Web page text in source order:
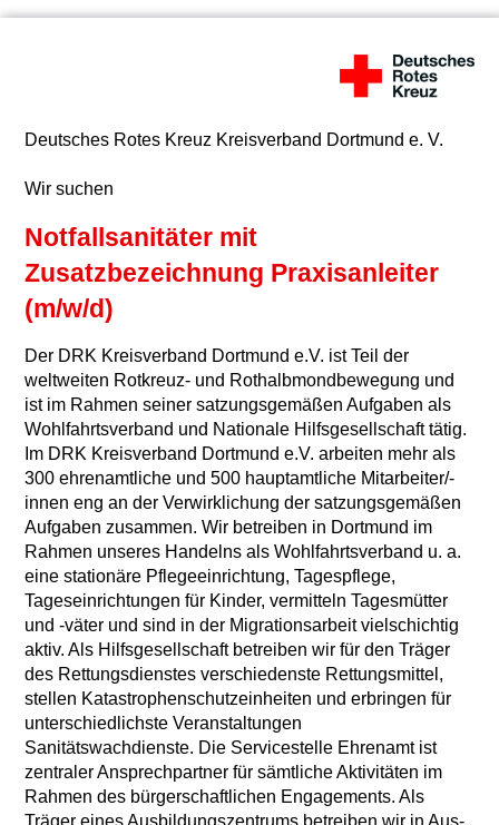
Deutsches Rotes Kreuz Kreisverband Dortmund e. V.
Wir suchen
Notfallsanitäter mit
Zusatzbezeichnung Praxisanleiter
(m/w/d)
Der DRK Kreisverband Dortmund e.V. ist Teil der
weltweiten Rotkreuz- und Rothalbmondbewegung und
ist im Rahmen seiner satzungsgemäßen Aufgaben als
Wohlfahrtsverband und Nationale Hilfsgesellschaft tätig.
Im DRK Kreisverband Dortmund e.V. arbeiten mehr als
300 ehrenamtliche und 500 hauptamtliche Mitarbeiter/-
innen eng an der Verwirklichung der satzungsgemäßen
Aufgaben zusammen. Wir betreiben in Dortmund im
Rahmen unseres Handelns als Wohlfahrtsverband u. a.
eine stationäre Pflegeeinrichtung, Tagespflege,
Tageseinrichtungen für Kinder, vermitteln Tagesmütter
und -väter und sind in der Migrationsarbeit vielschichtig
aktiv. Als Hilfsgesellschaft betreiben wir für den Träger
des Rettungsdienstes verschiedenste Rettungsmittel,
stellen Katastrophenschutzeinheiten und erbringen für
unterschiedlichste Veranstaltungen
Sanitätswachdienste. Die Servicestelle Ehrenamt ist
zentraler Ansprechpartner für sämtliche Aktivitäten im
Rahmen des bürgerschaftlichen Engagements. Als